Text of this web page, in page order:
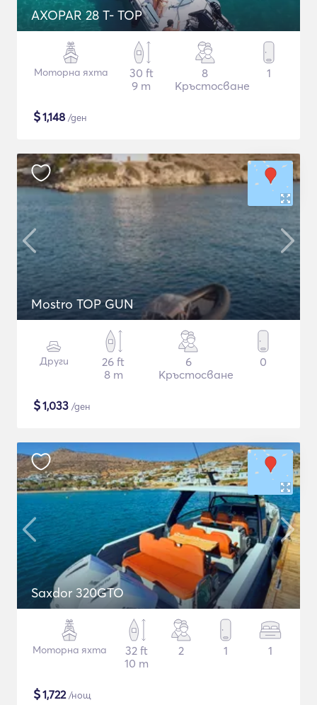
AXOPAR 28 T- TOP
Моторна яхта
30 ft
9 m
8
Кръстосване
1
$1,148 /ден
Mostro TOP GUN
Други
26 ft
8 m
6
Кръстосване
0
$1,033 /ден
Saxdor 320GTO
Моторна яхта
32 ft
10 m
2 1 1
$1,722/нощ